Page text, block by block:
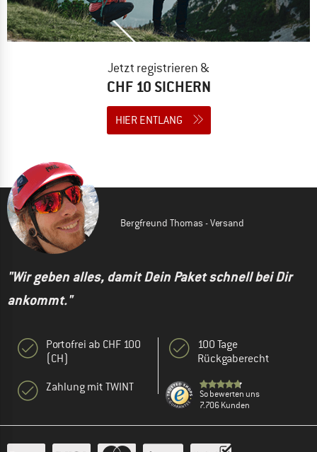
Jetzt registrieren &
CHF 10 SICHERN
HIER ENTLANG
Bergfreund Thomas - Versand
"Wir geben alles, damit Dein Paket schnell bei Dir
ankommt."
Portofrei ab CHF 100
(CH)
Zahlung mit TWINT
100 Tage
Rückgaberecht
So bewerten uns
7.706 Kunden